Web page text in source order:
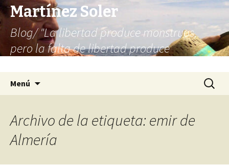
Martínez Soler
Blog/ "La libertad produce monstruos,
pero la falta de libertad produce
Menú Buscar:
Archivo de la etiqueta: emir de
Almería